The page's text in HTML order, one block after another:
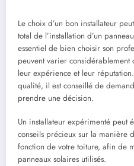
Le choix d’un bon installateur
total de l’installation d’un
essentiel de bien choisir son
peuvent varier considérablement
leur expérience et leur
qualité, il est conseillé de
prendre une décision.
Un installateur expérimenté peut
conseils précieux sur la manière
fonction de votre toiture, afin de
panneaux solaires utilisés.